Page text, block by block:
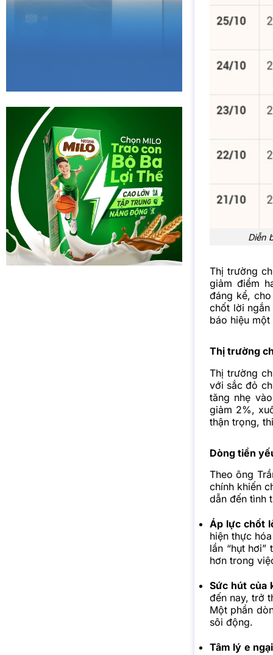
Diễn
Thị trường
giảm điểm
đáng kể,
chốt lời
báo hiệu
Thị trường
Thị trường
với sắc đỏ
tăng nhẹ
giảm 2%,
thận trọng,
Dòng tiền
Theo ông
chính khiến
dẫn đến tình
Áp lực chốt
hiện thực
lần “hụt
hơn trong
Sức hút của
đến nay, trở
Một phần
sôi động.
Tâm lý e